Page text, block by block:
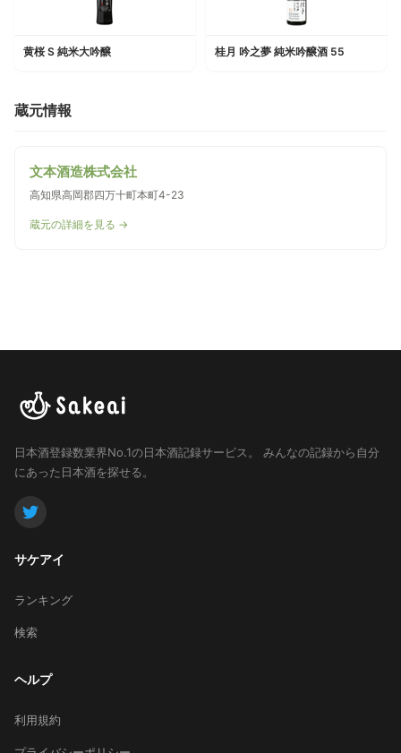
黄桜 S 純米大吟醸 桂月 吟之夢 純米吟醸酒 55
蔵元情報
文本酒造株式会社
高知県高岡郡四万十町本町4-23
蔵元の詳細を見る →
日本酒登録数業界No.1の日本酒記録サービス。
みんなの記録から自分
にあった日本酒を探せる。
サケアイ
ランキング
検索
ヘルプ
利用規約